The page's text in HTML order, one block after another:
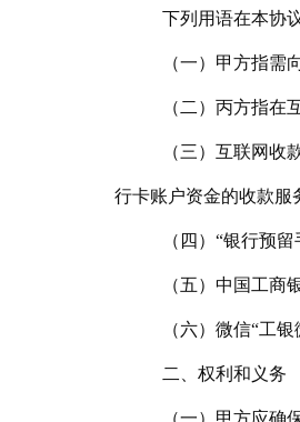
下列用语在本协
（一）甲方指
（二）丙方指在
（三）互联网收
行卡账户资金的收款服
（四）“银行预
（五）中国工商
（六）微信“工
二、权利和义务
（一）甲方应